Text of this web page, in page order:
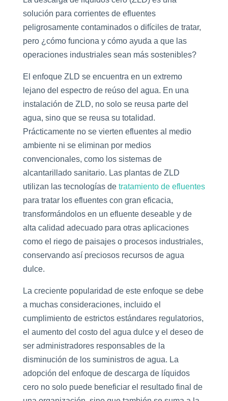
solución para corrientes de efluentes
peligrosamente contaminados o difíciles de tratar,
pero ¿cómo funciona y cómo ayuda a que las
operaciones industriales sean más sostenibles?
El enfoque ZLD se encuentra en un extremo
lejano del espectro de reúso del agua. En una
instalación de ZLD, no solo se reusa parte del
agua, sino que se reusa su totalidad.
Prácticamente no se vierten efluentes al medio
ambiente ni se eliminan por medios
convencionales, como los sistemas de
alcantarillado sanitario. Las plantas de ZLD
utilizan las tecnologías de tratamiento de efluentes
para tratar los efluentes con gran eficacia,
transformándolos en un efluente deseable y de
alta calidad adecuado para otras aplicaciones
como el riego de paisajes o procesos industriales,
conservando así preciosos recursos de agua
dulce.
La creciente popularidad de este enfoque se debe
a muchas consideraciones, incluido el
cumplimiento de estrictos estándares regulatorios,
el aumento del costo del agua dulce y el deseo de
ser administradores responsables de la
disminución de los suministros de agua. La
adopción del enfoque de descarga de líquidos
cero no solo puede beneficiar el resultado final de